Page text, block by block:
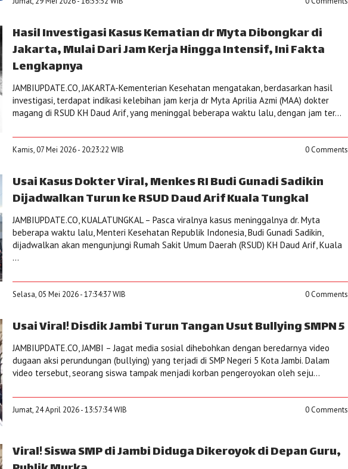
Hasil Investigasi Kasus Kematian dr Myta Dibongkar di
Jakarta, Mulai Dari Jam Kerja Hingga Intensif, Ini Fakta
Lengkapnya
JAMBIUPDATE.CO, JAKARTA-Kementerian Kesehatan mengatakan, berdasarkan hasil
investigasi, terdapat indikasi kelebihan jam kerja dr Myta Aprilia Azmi (MAA) dokter
magang di RSUD KH Daud Arif, yang meninggal beberapa waktu lalu, dengan jam ter...
Kamis, 07 Mei 2026 - 20:23:22 WIB 0 Comments
Usai Kasus Dokter Viral, Menkes RI Budi Gunadi Sadikin
Dijadwalkan Turun ke RSUD Daud Arif Kuala Tungkal
JAMBIUPDATE.CO, KUALATUNGKAL – Pasca viralnya kasus meninggalnya dr. Myta
beberapa waktu lalu, Menteri Kesehatan Republik Indonesia, Budi Gunadi Sadikin,
dijadwalkan akan mengunjungi Rumah Sakit Umum Daerah (RSUD) KH Daud Arif, Kuala
...
Selasa, 05 Mei 2026 - 17:34:37 WIB 0 Comments
Usai Viral! Disdik Jambi Turun Tangan Usut Bullying SMPN 5
JAMBIUPDATE.CO, JAMBI – Jagat media sosial dihebohkan dengan beredarnya video
dugaan aksi perundungan (bullying) yang terjadi di SMP Negeri 5 Kota Jambi. Dalam
video tersebut, seorang siswa tampak menjadi korban pengeroyokan oleh seju...
Jumat, 24 April 2026 - 13:57:34 WIB 0 Comments
Viral! Siswa SMP di Jambi Diduga Dikeroyok di Depan Guru,